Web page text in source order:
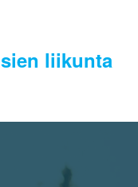
liikunta